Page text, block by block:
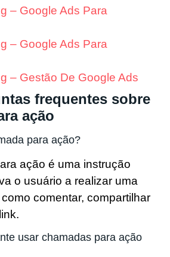
– Google Ads Para
– Google Ads Para
– Gestão De Google Ads
frequentes sobre
ação
para ação?
ação é uma instrução
o usuário a realizar uma
comentar, compartilhar
usar chamadas para ação